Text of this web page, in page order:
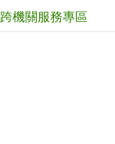
跨機關服務專區